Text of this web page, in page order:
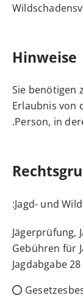
Hinweise
Sie benötigen
Erlaubnis von
Person, in
Jagd- und
: